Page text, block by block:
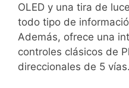
OLED y una tira de
todo tipo de
Además, ofrece una
controles clásicos de
direccionales de 5 vías.